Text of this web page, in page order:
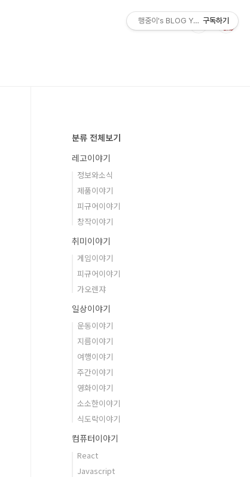
분류 전체보기
레고이야기
정보와소식
제품이야기
피규어이야기
창작이야기
취미이야기
게임이야기
피규어이야기
가오렌쟈
일상이야기
운동이야기
지름이야기
여행이야기
주간이야기
영화이야기
소소한이야기
식도락이야기
컴퓨터이야기
React
Javascript
행중이's BLOG YOLO구독하기